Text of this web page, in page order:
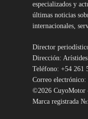
especializados y
últimas noticias
internacionales,
Director
Dirección:
Teléfono: +54 261
Correo electrónico:
©2026 CuyoMotor
Marca registrada